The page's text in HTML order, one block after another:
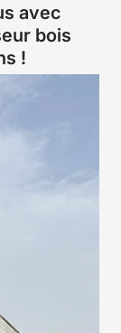
avec
bois
!